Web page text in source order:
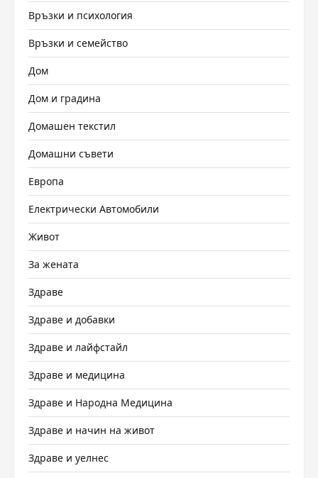
Връзки и психология
Връзки и семейство
Дом
Дом и градина
Домашен текстил
Домашни съвети
Европа
Електрически Автомобили
Живот
За жената
Здраве
Здраве и добавки
Здраве и лайфстайл
Здраве и медицина
Здраве и Народна Медицина
Здраве и начин на живот
Здраве и уелнес